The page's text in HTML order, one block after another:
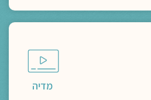
מדיה